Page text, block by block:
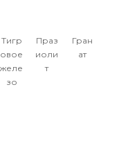
Тигр
овое
желе
зо
Праз
иоли
т
Гран
ат